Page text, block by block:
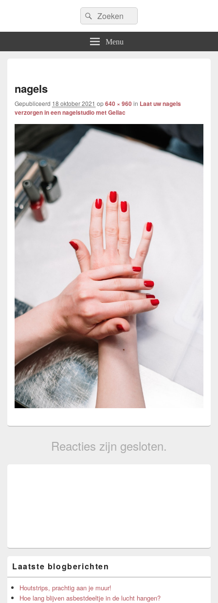
Search
for:
Search
Menu
nagels
Gepubliceerd 18 oktober 2021 op640 × 960in Laat uw nagels
verzorgen in een nagelstudio met Gellac
Reacties zijn gesloten.
Laatste blogberichten
Houtstrips, prachtig aan je muur!
Hoe lang blijven asbestdeeltje in de lucht hangen?